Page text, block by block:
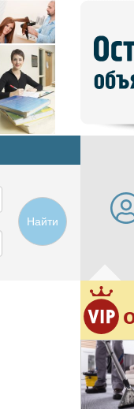
Найти